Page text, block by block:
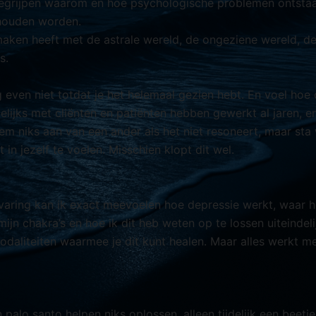
worden.
heeft met de astrale wereld, de ongeziene wereld,
even niet totdat je het helemaal gezien hebt. En voel hoe
met cliënten en patiënten hebben gewerkt al jaren,
niks aan van een ander als het niet resoneert, maar sta
in jezelf te voelen. Misschien klopt dit wel.
kan ik exact meevoelen hoe depressie werkt, waar
chakra’s en hoe ik dit heb weten op te lossen
waarmee je dit kunt healen. Maar alles werkt